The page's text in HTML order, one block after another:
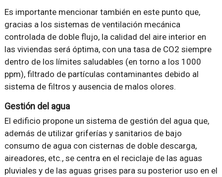
Es importante mencionar también en este punto que,
gracias a los sistemas de ventilación mecánica
controlada de doble flujo, la calidad del aire interior en
las viviendas será óptima, con una tasa de CO2 siempre
dentro de los límites saludables (en torno a los 1000
ppm), filtrado de partículas contaminantes debido al
sistema de filtros y ausencia de malos olores.
Gestión del agua
El edificio propone un sistema de gestión del agua que,
además de utilizar griferías y sanitarios de bajo
consumo de agua con cisternas de doble descarga,
aireadores, etc., se centra en el reciclaje de las aguas
pluviales y de las aguas grises para su posterior uso en el